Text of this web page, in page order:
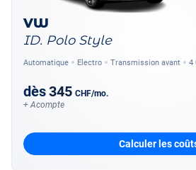
VW
ID. Polo Style
Automatique Electro Transmission avant 4
dès345 CHF/mo.
+ Acompte
Calculer les